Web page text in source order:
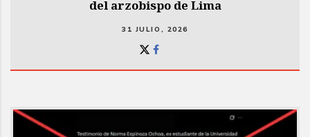
del arzobispo de Lima
31 JULIO, 2026